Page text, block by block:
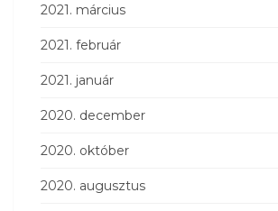
2021. március
2021. február
2021. január
2020. december
2020. október
2020. augusztus